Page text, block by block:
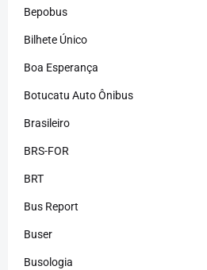
Bepobus
Bilhete Único
Boa Esperança
Botucatu Auto Ônibus
Brasileiro
BRS-FOR
BRT
Bus Report
Buser
Busologia